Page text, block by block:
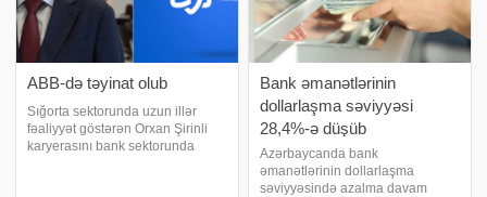
ABB-də təyinat olub
Sığorta sektorunda uzun illər
fəaliyyət göstərən Orxan Şirinli
karyerasını bank sektorunda
Bank əmanətlərinin
dollarlaşma səviyyəsi
28,4%-ə düşüb
Azərbaycanda bank
əmanətlərinin dollarlaşma
səviyyəsində azalma davam